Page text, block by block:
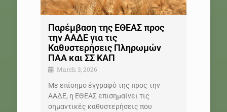
Παρέμβαση της ΕΘΕΑΣ προς
την ΑΑΔΕ για τις
Καθυστερήσεις Πληρωμών
ΠΑΑ και ΣΣ ΚΑΠ
March 3, 2026
Με επίσημο έγγραφό της προς την
ΑΑΔΕ, η ΕΘΕΑΣ επισημαίνει τις
σημαντικές καθυστερήσεις που